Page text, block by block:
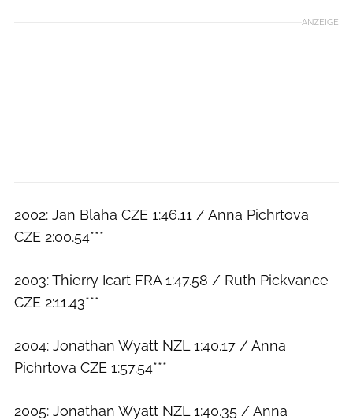
ANZEIGE
2002: Jan Blaha CZE 1:46.11 / Anna Pichrtova
CZE 2:00.54***
2003: Thierry Icart FRA 1:47.58 / Ruth Pickvance
CZE 2:11.43***
2004: Jonathan Wyatt NZL 1:40.17 / Anna
Pichrtova CZE 1:57.54***
2005: Jonathan Wyatt NZL 1:40.35 / Anna